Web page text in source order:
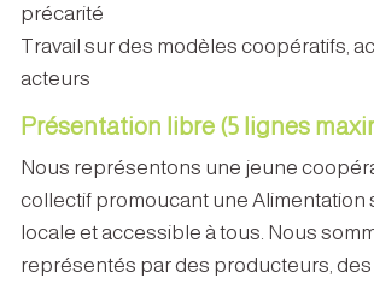
précarité
Travail sur des modèles coopératifs,
acteurs
Présentation libre (5 lignes
Nous représentons une jeune
collectif promoucant une Alimentation
locale et accessible à tous. Nous
représentés par des producteurs, des